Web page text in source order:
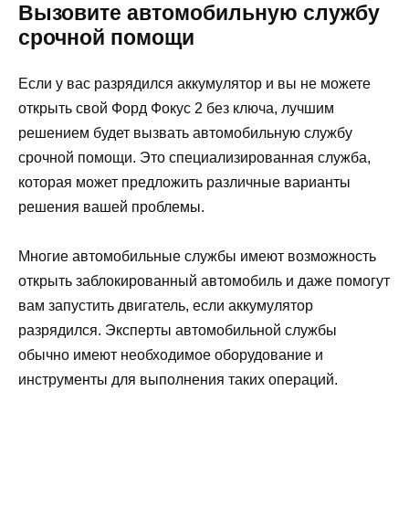
Вызовите автомобильную службу
срочной помощи
Если у вас разрядился аккумулятор и вы не можете
открыть свой Форд Фокус 2 без ключа, лучшим
решением будет вызвать автомобильную службу
срочной помощи. Это специализированная служба,
которая может предложить различные варианты
решения вашей проблемы.
Многие автомобильные службы имеют возможность
открыть заблокированный автомобиль и даже помогут
вам запустить двигатель, если аккумулятор
разрядился. Эксперты автомобильной службы
обычно имеют необходимое оборудование и
инструменты для выполнения таких операций.